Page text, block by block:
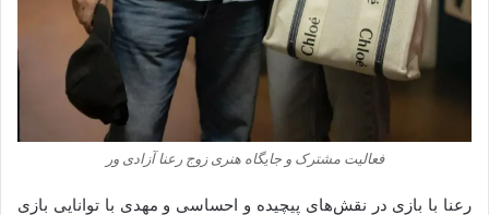
فعالیت مشترک و جایگاه هنری زوج رعنا آزادی‌ ور
رعنا با بازی در نقش‌های پیچیده و احساسی و مهدی با توانایی بازی